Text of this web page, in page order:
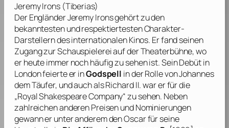
Jeremy Irons(Tiberias)
Der EngländerJeremy Ironsgehört zu den
bekanntesten und respektiertesten Charakter-
Darstellern des internationalen Kinos. Er fand seinen
Zugang zur Schauspielerei auf der Theaterbühne, wo
er heute immer noch häufig zu sehen ist. Sein Debüt in
London feierte er inGodspell in der Rolle von Johannes
dem Täufer, und auch als Richard II. war er für die
„Royal Shakespeare Company“ zu sehen. Neben
zahlreichen anderen Preisen und Nominierungen
gewann er unter anderem den Oscar für seine